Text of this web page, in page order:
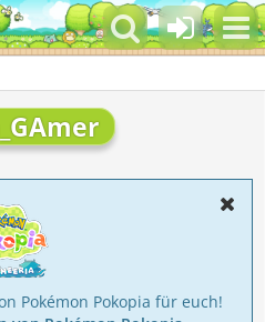
Pokémon Pokopia für euch!